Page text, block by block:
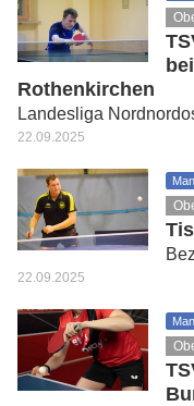
Rothenkirchen
Landesliga
22.09.2025
22.09.2025